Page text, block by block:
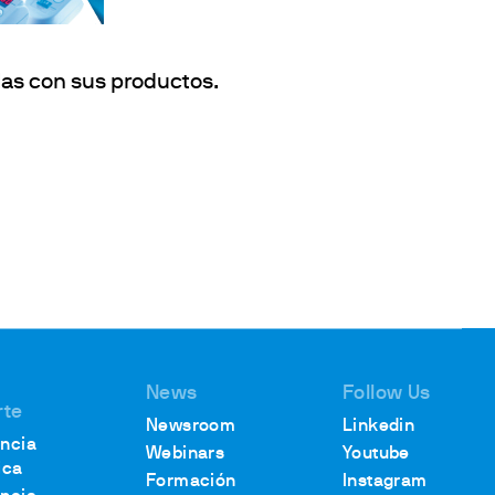
con sus productos.
News
Newsroom
Webinars
Formación
Follow Us
Linkedin
Youtube
Instagram